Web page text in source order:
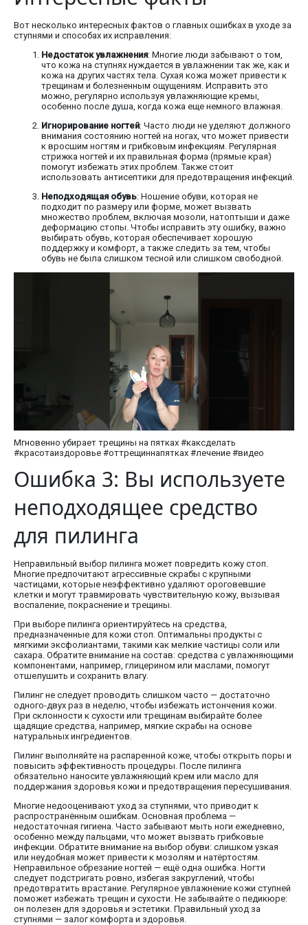
Вот несколько интересных фактов о главных ошибках в уходе за
ступнями и способах их исправления:
Недостаток увлажнения: Многие люди забывают о том,
что кожа на ступнях нуждается в увлажнении так же, как и
кожа на других частях тела. Сухая кожа может привести к
трещинам и болезненным ощущениям. Исправить это
можно, регулярно используя увлажняющие кремы,
особенно после душа, когда кожа еще немного влажная.
Игнорирование ногтей: Часто люди не уделяют должного
внимания состоянию ногтей на ногах, что может привести
к вросшим ногтям и грибковым инфекциям. Регулярная
стрижка ногтей и их правильная форма (прямые края)
помогут избежать этих проблем. Также стоит
использовать антисептики для предотвращения инфекций.
Неподходящая обувь: Ношение обуви, которая не
подходит по размеру или форме, может вызвать
множество проблем, включая мозоли, натоптыши и даже
деформацию стопы. Чтобы исправить эту ошибку, важно
выбирать обувь, которая обеспечивает хорошую
поддержку и комфорт, а также следить за тем, чтобы
обувь не была слишком тесной или слишком свободной.
Мгновенно убирает трещины на пятках #каксделать
#красотаиздоровье #оттрещиннапятках #лечение #видео
Ошибка 3: Вы используете
неподходящее средство
для пилинга
Неправильный выбор пилинга может повредить кожу стоп.
Многие предпочитают агрессивные скрабы с крупными
частицами, которые неэффективно удаляют ороговевшие
клетки и могут травмировать чувствительную кожу, вызывая
воспаление, покраснение и трещины.
При выборе пилинга ориентируйтесь на средства,
предназначенные для кожи стоп. Оптимальны продукты с
мягкими эксфолиантами, такими как мелкие частицы соли или
сахара. Обратите внимание на состав: средства с увлажняющими
компонентами, например, глицерином или маслами, помогут
отшелушить и сохранить влагу.
Пилинг не следует проводить слишком часто — достаточно
одного-двух раз в неделю, чтобы избежать истончения кожи.
При склонности к сухости или трещинам выбирайте более
щадящие средства, например, мягкие скрабы на основе
натуральных ингредиентов.
Пилинг выполняйте на распаренной коже, чтобы открыть поры и
повысить эффективность процедуры. После пилинга
обязательно наносите увлажняющий крем или масло для
поддержания здоровья кожи и предотвращения пересушивания.
Многие недооценивают уход за ступнями, что приводит к
распространённым ошибкам. Основная проблема —
недостаточная гигиена. Часто забывают мыть ноги ежедневно,
особенно между пальцами, что может вызвать грибковые
инфекции. Обратите внимание на выбор обуви: слишком узкая
или неудобная может привести к мозолям и натёртостям.
Неправильное обрезание ногтей — ещё одна ошибка. Ногти
следует подстригать ровно, избегая закруглений, чтобы
предотвратить врастание. Регулярное увлажнение кожи ступней
поможет избежать трещин и сухости. Не забывайте о педикюре:
он полезен для здоровья и эстетики. Правильный уход за
ступнями — залог комфорта и здоровья.